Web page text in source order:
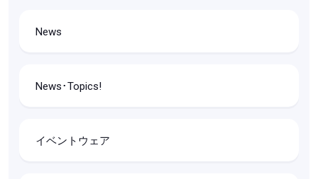
News
News･Topics!
イベントウェア